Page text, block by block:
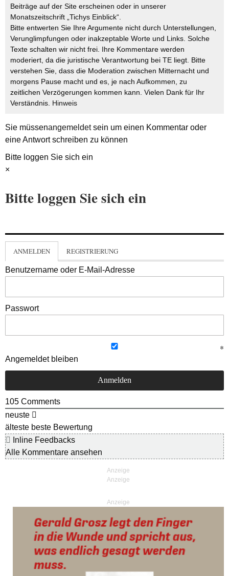
Beiträge auf der Site erscheinen oder in unserer
Monatszeitschrift „Tichys Einblick“.
Bitte entwerten Sie Ihre Argumente nicht durch Unterstellungen,
Verunglimpfungen oder inakzeptable Worte und Links. Solche
Texte schalten wir nicht frei. Ihre Kommentare werden
moderiert, da die juristische Verantwortung bei TE liegt. Bitte
verstehen Sie, dass die Moderation zwischen Mitternacht und
morgens Pause macht und es, je nach Aufkommen, zu
zeitlichen Verzögerungen kommen kann. Vielen Dank für Ihr
Verständnis. Hinweis
Sie müssenangemeldetsein um einen Kommentar oder
eine Antwort schreiben zu können
Bitte loggen Sie sich ein
×
Bitte loggen Sie sich ein
ANMELDEN REGISTRIERUNG
Benutzername oder E-Mail-Adresse
Passwort
Angemeldet bleiben
105 Comments
neuste
älteste beste Bewertung
Inline Feedbacks
Alle Kommentare ansehen
Anzeige